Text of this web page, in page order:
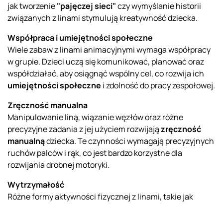
jak tworzenie"pajęczej sieci"czy wymyślanie historii
związanych z linami stymulują kreatywność dziecka.
Współpraca i umiejętności społeczne
Wiele zabaw z linami animacyjnymi wymaga współpracy
w grupie. Dzieci uczą się komunikować, planować oraz
współdziałać, aby osiągnąć wspólny cel, co rozwija ich
umiejętności społeczne i zdolność do pracy zespołowej.
Zręczność manualna
Manipulowanie liną, wiązanie węzłów oraz różne
precyzyjne zadania z jej użyciem rozwijajązręczność
manualnądziecka. Te czynności wymagają precyzyjnych
ruchów palców i rąk, co jest bardzo korzystne dla
rozwijania drobnej motoryki.
Wytrzymałość
Różne formy aktywności fizycznej z linami, takie jak